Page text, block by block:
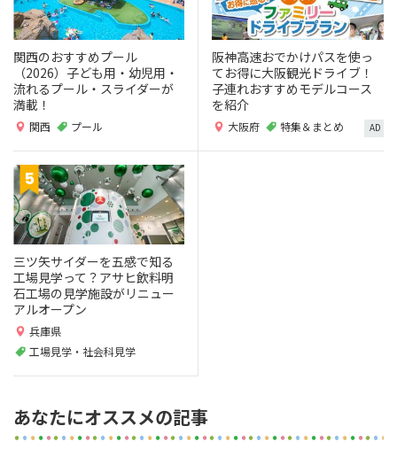
関西のおすすめプール
（2026）子ども用・幼児用・
流れるプール・スライダーが
満載！
関西 プール
阪神高速おでかけパスを使っ
てお得に大阪観光ドライブ！
子連れおすすめモデルコース
を紹介
大阪府 特集＆まとめ AD
三ツ矢サイダーを五感で知る
工場見学って？アサヒ飲料明
石工場の見学施設がリニュー
アルオープン
兵庫県
工場見学・社会科見学
あなたにオススメの記事